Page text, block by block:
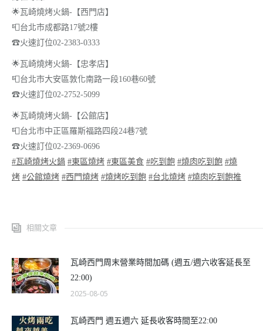
🌟 瓦崎燒烤火鍋-【西門店】
📮 台北市成都路17號2樓
☎火速訂位02-2383-0333
🌟 瓦崎燒烤火鍋-【忠孝店】
📮 台北市大安區敦化南路一段160巷60號
☎火速訂位02-2752-5099
🌟 瓦崎燒烤火鍋-【公館店】
📮 台北市中正區羅斯福路四段24巷7號
☎火速訂位02-2369-0696
#瓦崎燒烤火鍋 #東區燒烤 #東區美食 #吃到飽 #燒肉吃到飽 #燒
烤 #公館燒烤 #西門燒烤 #燒烤吃到飽 #台北燒烤 #燒肉吃到飽推
相關文章
瓦崎西門周末營業時間加碼 (週五/週六收客延長至
22:00)
2025-08-05
瓦崎西門 週五週六 延長收客時間至22:00